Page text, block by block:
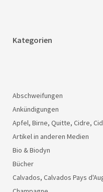
Kategorien
Abschweifungen
Ankündigungen
Apfel, Birne, Quitte, Cidre,
Artikel in anderen Medien
Bio & Biodyn
Bücher
Calvados, Calvados Pays